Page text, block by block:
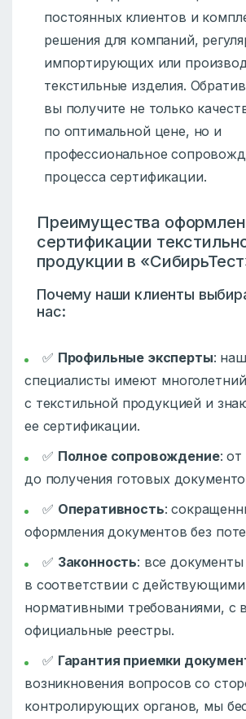
постоянных клиентов и
решения для компаний,
импортирующих или
текстильные изделия.
вы получите не только
по оптимальной цене, но и
профессиональное
процесса сертификации.
Преимущества
сертификации
продукции в
Почему наши клиенты
нас:
✅ Профильные эксперты:
специалисты имеют
с текстильной продукцией и
ее сертификации.
✅ Полное сопровождение: от
до получения готовых
✅ Оперативность:
оформления документов без
✅ Законность: все
в соответствии с действующими
нормативными требованиями, с
официальные реестры.
✅ Гарантия приемки
возникновения вопросов со
контролирующих органов, мы